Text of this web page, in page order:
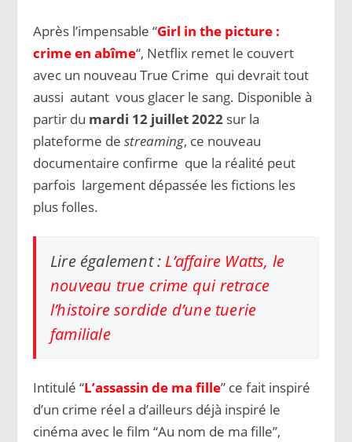
Après l’impensable “Girl in the picture :
crime en abîme“, Netflix remet le couvert
avec un nouveau True Crime qui devrait tout
aussi autant vous glacer le sang. Disponible à
partir du mardi 12 juillet 2022 sur la
plateforme destreaming, ce nouveau
documentaire confirme que la réalité peut
parfois largement dépassée les fictions les
plus folles.
Lire également : L’affaire Watts, le
nouveau true crime qui retrace
l’histoire sordide d’une tuerie
familiale
Intitulé “L’assassin de ma fille” ce fait inspiré
d’un crime réel a d’ailleurs déjà inspiré le
cinéma avec le film “Au nom de ma fille”,